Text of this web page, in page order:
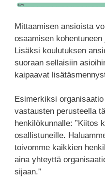
Mittaamisen ansioista
osaamisen
Lisäksi koulutuksen
suoraan sellaisiin
kaipaavat
Esimerkiksi
vastausten perusteella
henkilökunnalle: ”Kiitos
osallistuneille.
toivomme kaikkien
aina yhteyttä
sijaan.”